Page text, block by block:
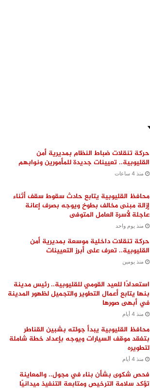
حركة تنقلات ضباط النظام بمديرية أمن
القليوبية.. تعيينات جديدة للمأمورين ونوابهم
منذ 4 ساعات
محافظ القليوبية يتابع حادث سقوط سقف أثناء
إزالة مبنى مخالف بطوخ ويوجه بصرف إعانة
عاجلة لأسرة العامل المتوفى
منذ يوم واحد
حركة تنقلات داخلية موسعة بمديرية أمن
القليوبية.. تعرف على أبرز التعيينات
منذ يومين
استعدادًا للعيد القومي للقليوبية.. رئيس مدينة
بنها يتابع أعمال التطوير والتجميل لظهور المدينة
في أبهى صورها
منذ 4 أيام
محافظ القليوبية يبدأ جولته بشبين القناطر
بتفقد موقف السيارات ويوجه بإعداد خطة شاملة
لتطويره
منذ 4 أيام
فحص شكوى بشأن بناء في مجول.. والمعاينة
تؤكد سلامة الترخيص ومتابعة التنفيذ ميدانيًا